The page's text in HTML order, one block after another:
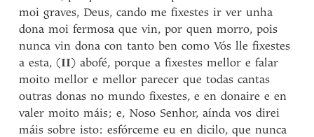
moi graves, Deus, cando me fixestes ir ver unha
dona moi fermosa que vin, por quen morro, pois
nunca vin dona con tanto ben como Vós lle fixestes
a esta, (II) abofé, porque a fixestes mellor e falar
moito mellor e mellor parecer que todas cantas
outras donas no mundo fixestes, e en donaire e en
valer moito máis; e, Noso Senhor, aínda vos direi
máis sobre isto: esfórceme eu en dicilo, que nunca